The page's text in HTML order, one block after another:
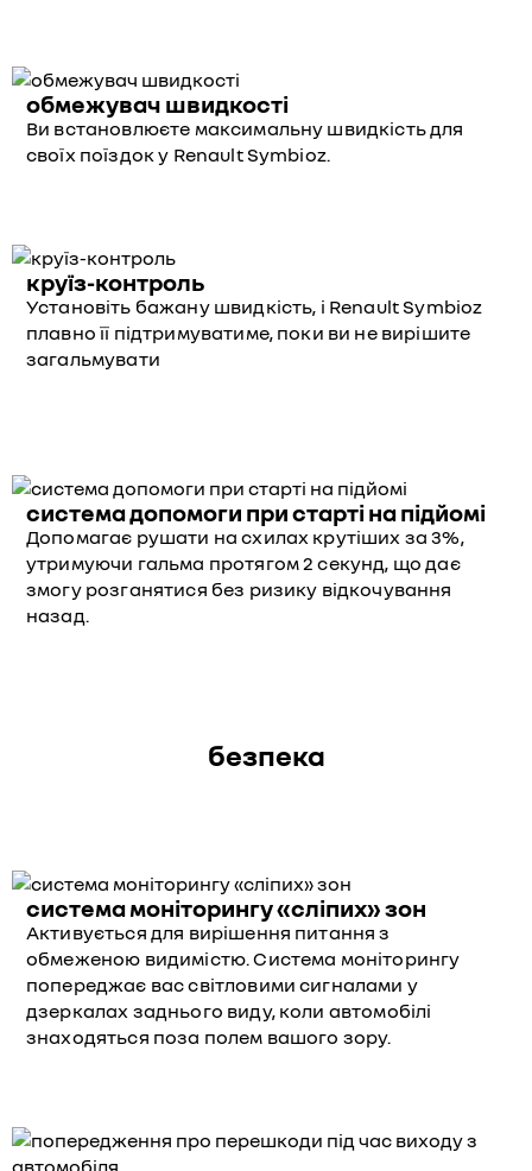
обмежувач швидкості
Ви встановлюєте максимальну швидкість для
своїх поїздок у Renault Symbioz.
круїз-контроль
Установіть бажану швидкість, і Renault Symbioz
плавно її підтримуватиме, поки ви не вирішите
загальмувати
система допомоги при старті на підйомі
Допомагає рушати на схилах крутіших за 3%,
утримуючи гальма протягом 2 секунд, що дає
змогу розганятися без ризику відкочування
назад.
безпека
система моніторингу «сліпих» зон
Активується для вирішення питання з
обмеженою видимістю. Система моніторингу
попереджає вас світловими сигналами у
дзеркалах заднього виду, коли автомобілі
знаходяться поза полем вашого зору.